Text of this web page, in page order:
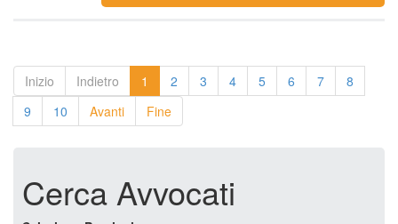
Inizio Indietro 1 2 3 4 5 6 7
8
9
10 Avanti Fine
Cerca Avvocati